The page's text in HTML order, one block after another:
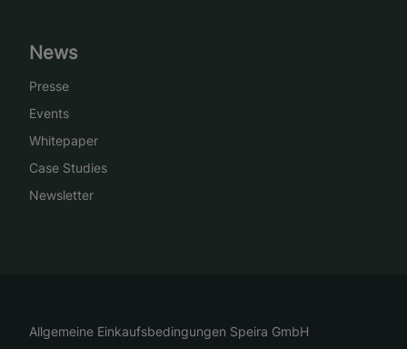
News
Presse
Events
Whitepaper
Case Studies
Newsletter
Allgemeine Einkaufsbedingungen Speira GmbH